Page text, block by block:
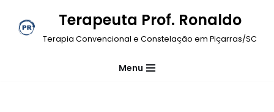
Pular
Terapeuta Prof. Ronaldo
Terapia Convencional e Constelação em Piçarras/SC
Menu